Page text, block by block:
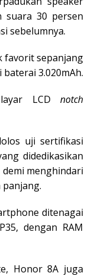
suara 30 persen
sebelumnya.
favorit sepanjang
3.020mAh.
LCD notch
uji sertifikasi
didedikasikan
menghindari
ditenagai
dengan RAM
Honor 8A juga